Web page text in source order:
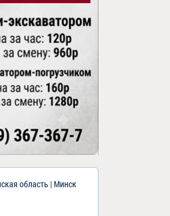
область | Минск